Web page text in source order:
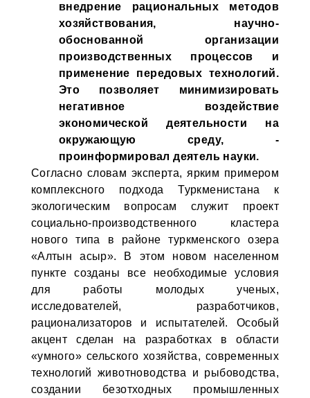
внедрение рациональных методов
хозяйствования, научно-
обоснованной организации
производственных процессов и
применение передовых технологий.
Это позволяет минимизировать
негативное воздействие
экономической деятельности на
окружающую среду, -
проинформировал деятель науки.
Согласно словам эксперта, ярким примером
комплексного подхода Туркменистана к
экологическим вопросам служит проект
социально-производственного кластера
нового типа в районе туркменского озера
«Алтын асыр». В этом новом населенном
пункте созданы все необходимые условия
для работы молодых ученых,
исследователей, разработчиков,
рационализаторов и испытателей. Особый
акцент сделан на разработках в области
«умного» сельского хозяйства, современных
технологий животноводства и рыбоводства,
создании безотходных промышленных